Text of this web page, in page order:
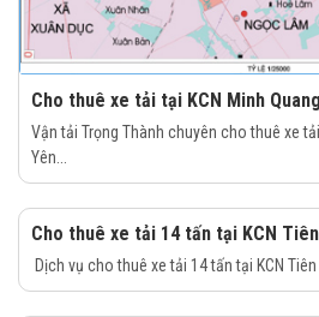
Cho thuê xe tải tại KCN Minh
Vận tải Trọng Thành chuyên cho thuê xe
Yên...
Cho thuê xe tải 14 tấn tại KCN
Dịch vụ cho thuê xe tải 14 tấn tại KCN Tiên